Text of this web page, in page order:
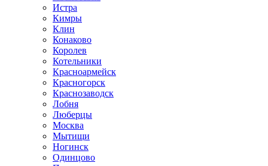
Истра
Кимры
Клин
Конаково
Королев
Котельники
Красноармейск
Красногорск
Краснозаводск
Лобня
Люберцы
Москва
Мытищи
Ногинск
Одинцово